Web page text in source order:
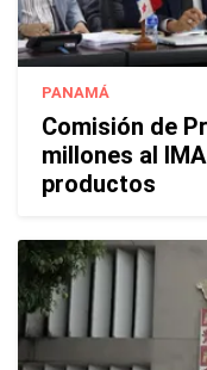
PANAMÁ
Comisión de
millones al
productos